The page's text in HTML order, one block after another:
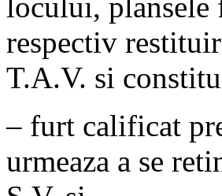
locului, plansele
respectiv
T.A.V. si
– furt calificat
urmeaza a se